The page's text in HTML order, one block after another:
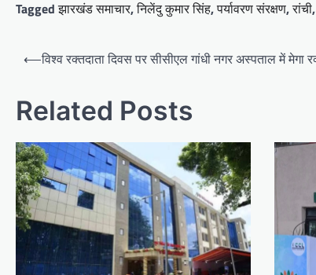
Taggedझारखंड समाचार,निलेंदु कुमार सिंह,पर्यावरण संरक्षण,रांची
Post
⟵विश्व रक्तदाता दिवस पर सीसीएल गांधी नगर अस्पताल में मेगा
Related Posts